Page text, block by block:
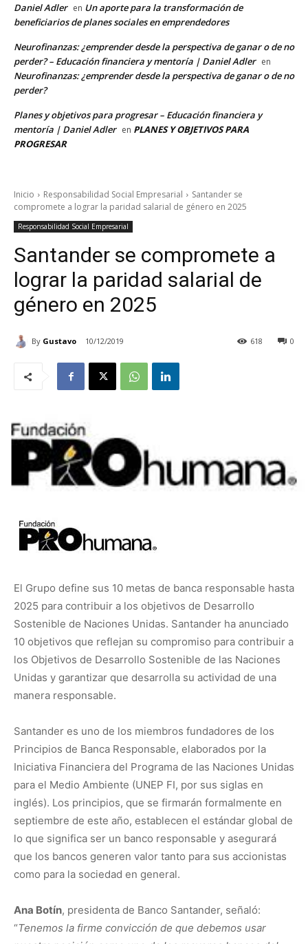
Daniel Adler en Un aporte para la transformación de
beneficiarios de planes sociales en emprendedores
Neurofinanzas: ¿emprender desde la perspectiva de ganar o de no
perder? – Educación financiera y mentoría | Daniel Adler en
Neurofinanzas: ¿emprender desde la perspectiva de ganar o de no
perder?
Planes y objetivos para progresar – Educación financiera y
mentoría | Daniel Adler en PLANES Y OBJETIVOS PARA
PROGRESAR